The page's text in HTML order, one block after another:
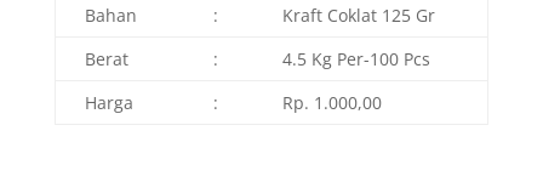
Bahan
:
Kraft Coklat 125 Gr
Berat
:
4.5 Kg Per-100 Pcs
Harga
: Rp. 1.000,00